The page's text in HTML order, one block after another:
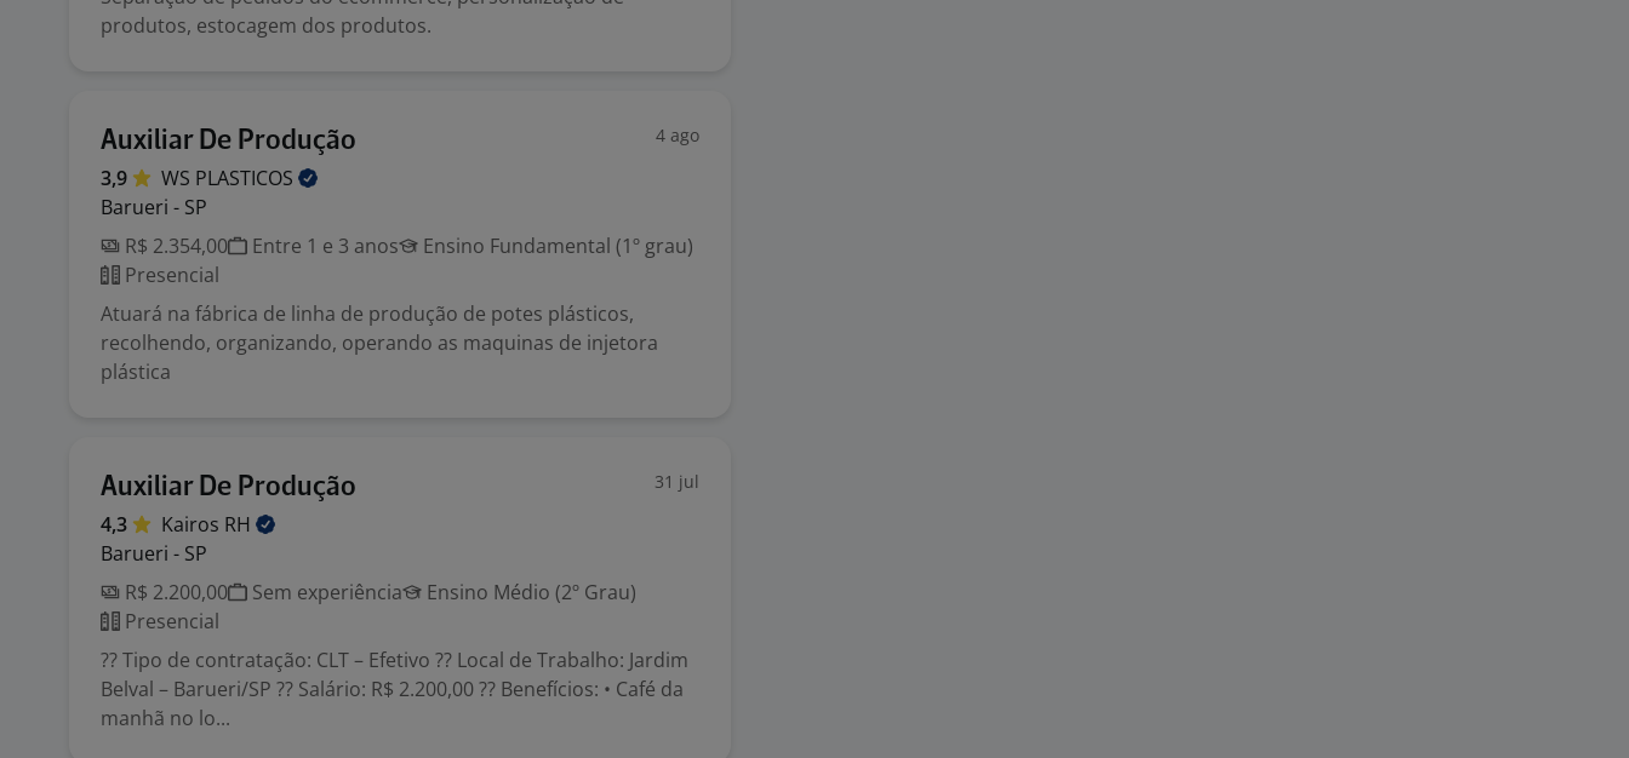
produtos, estocagem dos produtos.
Auxiliar De Produção 4 ago
3,9 WS PLASTICOS
Barueri - SP
R$ 2.354,00
Entre 1 e 3 anos
Ensino Fundamental (1º grau)
Presencial
Atuará na fábrica de linha de produção de potes plásticos,
recolhendo, organizando, operando as maquinas de injetora
plástica
Auxiliar De Produção 31 jul
4,3 Kairos RH
Barueri - SP
R$ 2.200,00
Sem experiência
Ensino Médio (2º Grau)
Presencial
?? Tipo de contratação: CLT – Efetivo ?? Local de Trabalho: Jardim
Belval – Barueri/SP ?? Salário: R$ 2.200,00 ?? Benefícios: • Café da
manhã no lo...